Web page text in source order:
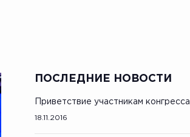
ПОСЛЕДНИЕ НОВОСТИ
Приветствие участникам конгресса
18.11.2016